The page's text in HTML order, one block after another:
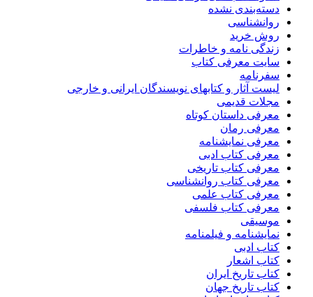
دسته‌بندی نشده
روانشناسی
روش خرید
زندگی نامه و خاطرات
سایت معرفی کتاب
سفرنامه
لیست آثار و کتابهای نویسندگان ایرانی و خارجی
مجلات قدیمی
معرفی داستان کوتاه
معرفی رمان
معرفی نمایشنامه
معرفی کتاب ادبی
معرفی کتاب تاریخی
معرفی کتاب روانشناسی
معرفی کتاب علمی
معرفی کتاب فلسفی
موسیقی
نمایشنامه و فیلمنامه
کتاب ادبی
کتاب اشعار
کتاب تاریخ ایران
کتاب تاریخ جهان